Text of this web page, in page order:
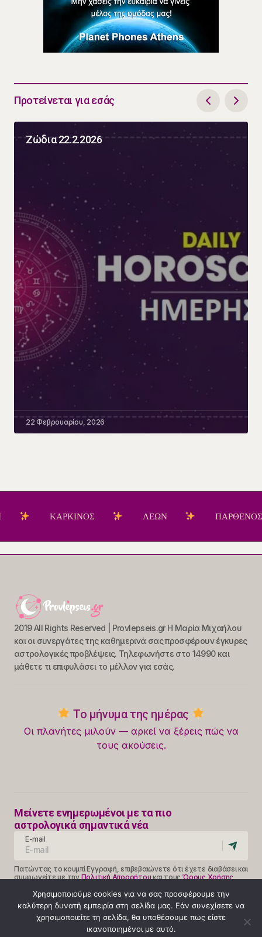
Προτείνεται για εσάς
Ζώδια 22.2.2026
22 Φεβρουαρίου, 2026
ΚΑΡΚΙΝΟΣ ΛΕΩΝ ΠΑΡΘΕΝΟΣ
2019 All Rights Reserved | Provlepseis.gr Η Μαρία Μιχαήλου
και οι συνεργάτες της καθημερινά σας προσφέρουν έγκυρες
αστρολογικές προβλέψεις. Τηλεφωνήστε στο 14990 και
μάθετε τι επιφυλάσει το μέλλον για εσάς.
Το μήνυμα της ημέρας
Οι πλανήτες μιλούν — αρκεί να ξέρεις πώς να
τους ακούσεις.
Μείνετε ενημερωμένοι με τα πιο
αστρολογικά σημαντικά νέα
E-mail
Πατώντας το κουμπί Εγγραφή, επιβεβαιώνετε ότι έχετε διαβάσει και
συμφωνείτε με τηνΠολιτική Απορρήτουκαι τουςΌρους Χρήσης
Χρησιμοποιούμε cookies για να σας προσφέρουμε την
καλύτερη δυνατή εμπειρία στη σελίδα μας. Εάν συνεχίσετε να
χρησιμοποιείτε τη σελίδα, θα υποθέσουμε πως είστε
ικανοποιημένοι με αυτό.